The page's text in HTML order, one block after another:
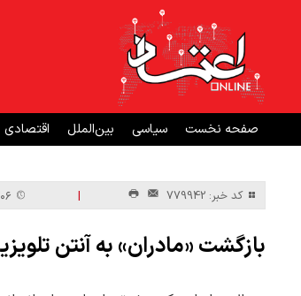
صفحه نخست سیاسی بین‌الملل اقتصادی
کد خبر: 779942 |
بازگشت «مادران» به آنتن تلویزیون؛ از ۵ تیرماه هر شب ساعت